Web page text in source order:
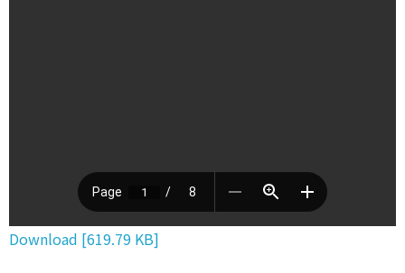
Download [619.79 KB]